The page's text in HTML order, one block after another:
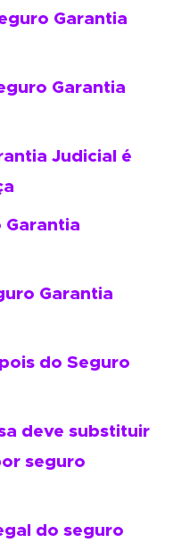
Garantia
Garantia
Judicial é
Garantia
Garantia
do Seguro
deve substituir
seguro
do seguro